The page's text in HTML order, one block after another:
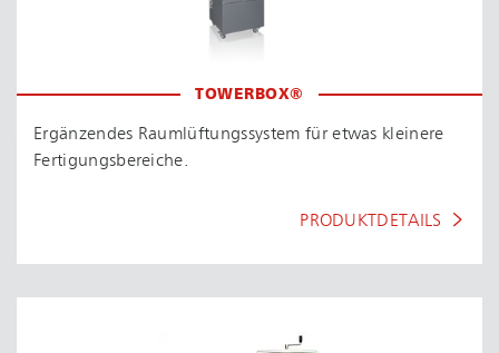
TOWERBOX®
Ergänzendes Raum­lüf­tungs­sys­tem für etwas kleinere
Fer­ti­gungs­be­rei­che.
PRODUKTDETAILS